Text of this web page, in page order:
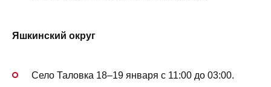
Яшкинский округ
Село Таловка 18–19 января с 11:00 до 03:00.